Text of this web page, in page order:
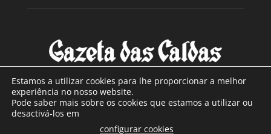
SOBRE NÓS
Estamos a utilizar cookies para lhe proporcionar a melhor
experiência no nosso website.
Pode saber mais sobre os cookies que estamos a utilizar ou
desactivá-los em
configurar cookies